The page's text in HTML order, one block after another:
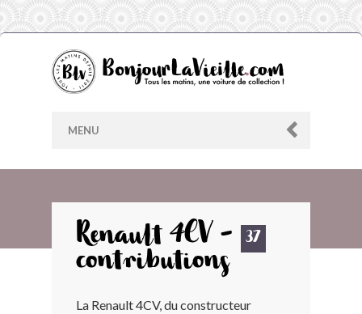
MENU
ARCHIVES
LES CONTRIBUTEURS
Renault 4CV - 37
contributions
La Renault 4CV, du constructeur